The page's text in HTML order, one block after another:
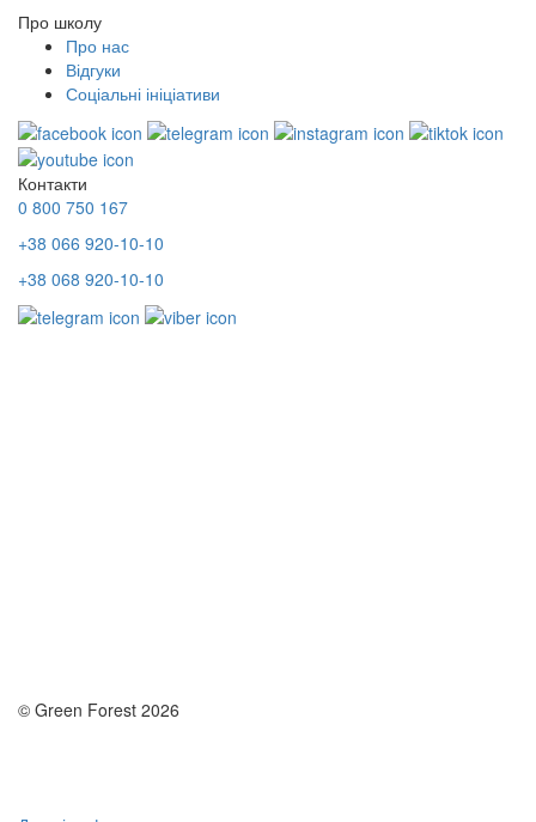
Про школу
Про нас
Відгуки
Соціальні ініціативи
Контакти
0 800 750 167
+38 066 920-10-10
+38 068 920-10-10
© Green Forest 2026